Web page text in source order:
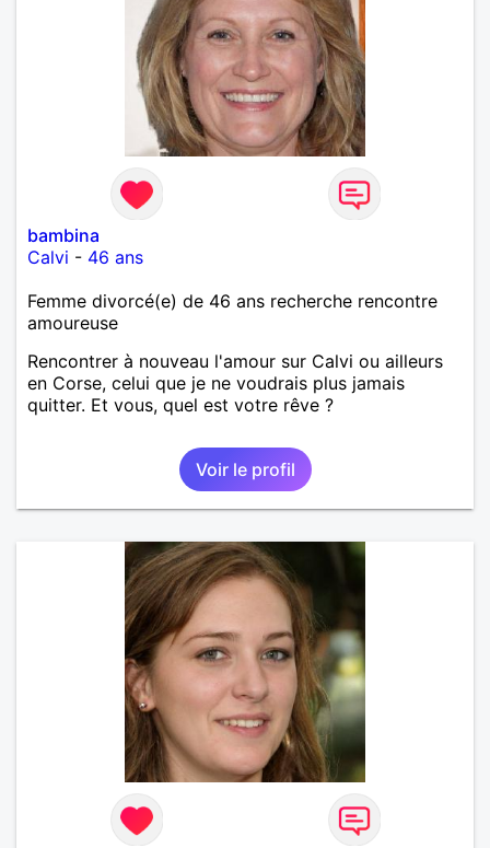
bambina
Calvi - 46 ans
Femme divorcé(e) de 46 ans recherche rencontre
amoureuse
Rencontrer à nouveau l'amour sur Calvi ou ailleurs
en Corse, celui que je ne voudrais plus jamais
quitter. Et vous, quel est votre rêve ?
Voir le profil